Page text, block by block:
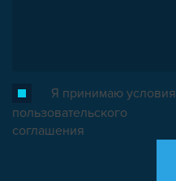
Я принимаю условия
пользовательского
соглашения